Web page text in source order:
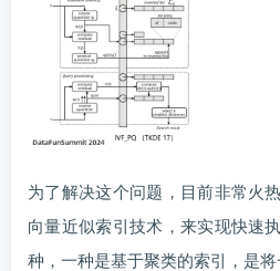
为了解决这个问题，目前非常火
向量近似索引技术，来实现快速
种，一种是基于聚类的索引，是